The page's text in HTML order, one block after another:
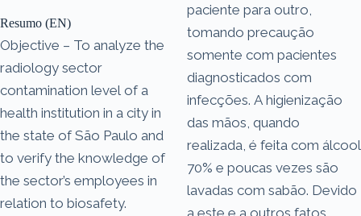
Resumo (EN)
Objective – To analyze the
radiology sector
contamination level of a
health institution in a city in
the state of São Paulo and
to verify the knowledge of
the sector’s employees in
relation to biosafety.
paciente para outro,
tomando precaução
somente com pacientes
diagnosticados com
infecções. A higienização
das mãos, quando
realizada, é feita com álcool
70% e poucas vezes são
lavadas com sabão. Devido
a este e a outros fatos